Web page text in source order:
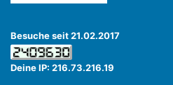
Besuche seit 21.02.2017
Deine IP: 216.73.216.19